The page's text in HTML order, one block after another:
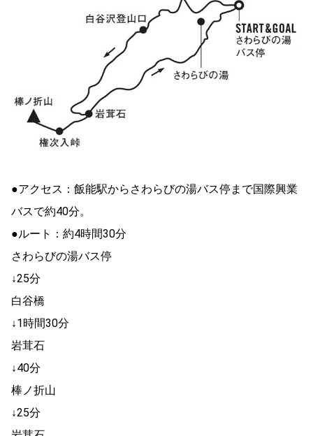
●アクセス：飯能駅からさわらびの湯バス停まで国際興業
バスで約40分。
●ルート：約4時間30分
さわらびの湯バス停
↓25分
白谷橋
↓1時間30分
岩茸石
↓40分
棒ノ折山
↓25分